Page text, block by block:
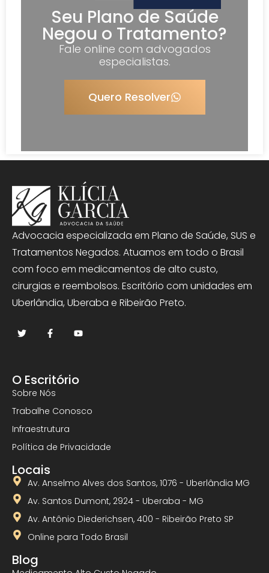
Seu Plano de Saúde
Negou o Tratamento?
Fale online com advogados
especialistas.
Quero Resolver
Advocacia especializada em Plano de Saúde, SUS e
Tratamentos Negados. Atuamos em todo o Brasil
com foco em medicamentos de alto custo,
cirurgias e reembolsos. Escritório com unidades em
Uberlândia, Uberaba e Ribeirão Preto.
O Escritório
Sobre Nós
Trabalhe Conosco
Infraestrutura
Política de Privacidade
Locais
Av. Anselmo Alves dos Santos, 1076 - Uberlândia MG
Av. Santos Dumont, 2924 - Uberaba - MG
Av. Antônio Diederichsen, 400 - Ribeirão Preto SP
Online para Todo Brasil
Blog